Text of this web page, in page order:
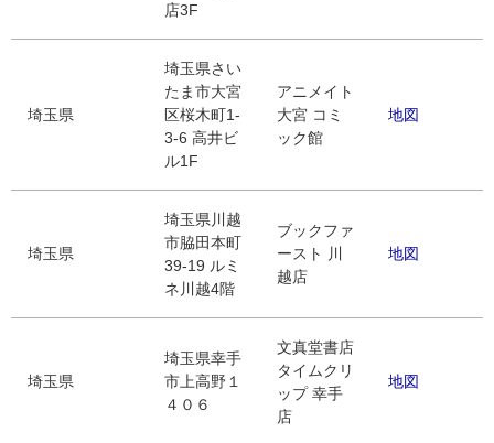
店3F
埼玉県
埼玉県さい
たま市大宮
区桜木町1-
3-6 高井ビ
ル1F
アニメイト
大宮 コミ
ック館
地図
埼玉県
埼玉県川越
市脇田本町
39-19 ルミ
ネ川越4階
ブックファ
ースト 川
越店
地図
埼玉県
埼玉県幸手
市上高野１
４０６
文真堂書店
タイムクリ
ップ 幸手
店
地図